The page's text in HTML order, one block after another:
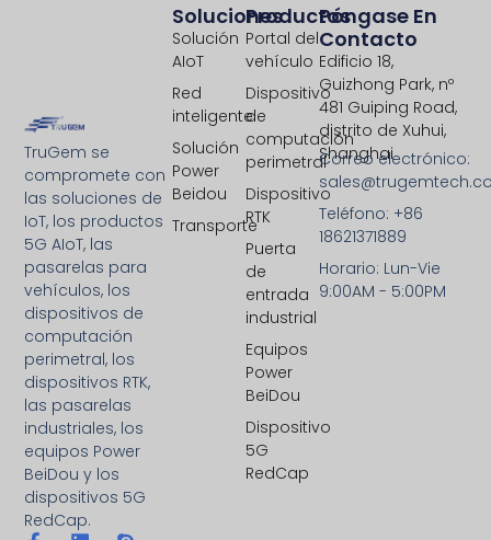
TruGem se
compromete con
las soluciones de
IoT, los productos
5G AIoT, las
pasarelas para
vehículos, los
dispositivos de
computación
perimetral, los
dispositivos RTK,
las pasarelas
industriales, los
equipos Power
BeiDou y los
dispositivos 5G
RedCap.
Productos
Portal del
vehículo
Dispositivo
de
computación
perimetral
Dispositivo
RTK
Puerta
de
entrada
industrial
Equipos
Power
BeiDou
Dispositivo
5G
RedCap
Soluciones
Solución
AIoT
Red
inteligente
Solución
Power
Beidou
Transporte
Póngase En
Contacto
Edificio 18,
Guizhong Park, nº
481 Guiping Road,
distrito de Xuhui,
Shanghai
Correo electrónico:
Teléfono: +86
18621371889
Horario: Lun-Vie
9:00AM - 5:00PM